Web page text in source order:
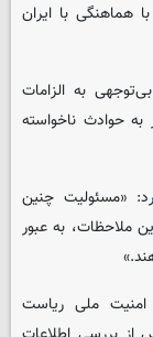
هماهنگی با ایران
به الزامات
حوادث ناخواسته
«مسئولیت چنین
ملاحظات، به عبور
ملی ریاست